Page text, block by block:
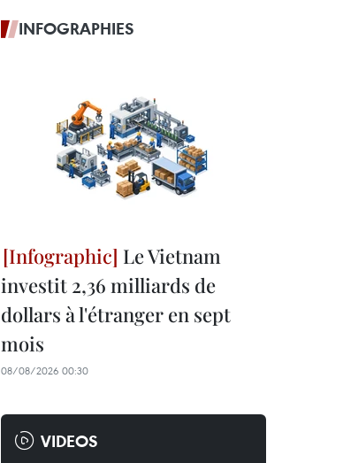
INFOGRAPHIES
Le Vietnam
investit 2,36 milliards de
dollars à l'étranger en sept
mois
08/08/2026 00:30
VIDEOS